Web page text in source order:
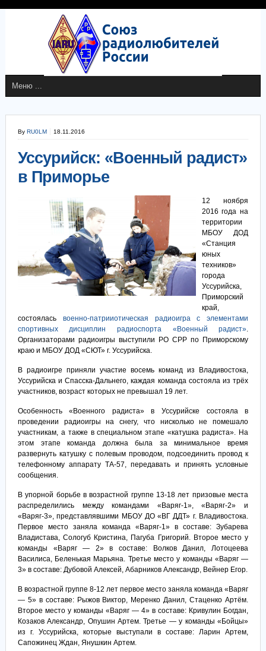
By RU0LM 18.11.2016
Уссурийск: «Военный радист»
в Приморье
12 ноября
2016 года на
территории
МБОУ ДОД
«Станция
юных
техников»
города
Уссурийска,
Приморский
край,
состоялась военно-патрииотическая радиоигра с элементами
спортивных дисциплин радиоспорта «Военный радист».
Организаторами радиоигры выступили РО СРР по Приморскому
краю и МБОУ ДОД «СЮТ» г. Уссурийска.
В радиоигре приняли участие восемь команд из Владивостока,
Уссурийска и Спасска-Дальнего, каждая команда состояла из трёх
участников, возраст которых не превышал 19 лет.
Особенность «Военного радиста» в Уссурийске состояла в
проведении радиоигры на снегу, что нисколько не помешало
участникам, а также в специальном этапе «катушка радиста». На
этом этапе команда должна была за минимальное время
развернуть катушку с полевым проводом, подсоединить провод к
телефонному аппарату ТА-57, передавать и принять условные
сообщения.
В упорной борьбе в возрастной группе 13-18 лет призовые места
распределились между командами «Варяг-1», «Варяг-2» и
«Варяг-3», представлявшими МБОУ ДО «ВГ ДДТ» г. Владивостока.
Первое место заняла команда «Варяг-1» в составе: Зубарева
Владистава, Сологуб Кристина, Пагуба Григорий. Второе место у
команды «Варяг — 2» в составе: Волков Данил, Лотоцеева
Василиса, Беленькая Марьяна. Третье место у команды «Варяг —
3» в составе: Дубовой Алексей, Абарников Александр, Вейнер Егор.
В возрастной группе 8-12 лет первое место заняла команда «Варяг
— 5» в составе: Рыжов Виктор, Меренко Данил, Стаценко Артём.
Второе место у команды «Варяг — 4» в составе: Кривулин Богдан,
Козаков Александр, Опушин Артем. Третье — у команды «Бойцы»
из г. Уссурийска, которые выступали в составе: Ларин Артем,
Сапожинец Ждан, Янушкин Артем.